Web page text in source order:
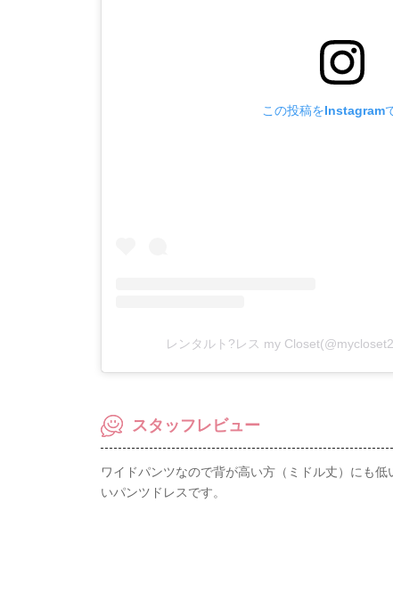
この投稿をInstagram
レンタルト?レス my
スタッフレビュー
ワイドパンツなので背が高い方（ミドル丈）にも
いパンツドレスです。